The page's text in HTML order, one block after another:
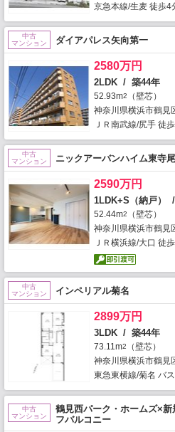
京急本線/生麦 徒歩4
中古
マンション
ダイアパレス矢向第一
2580万円
2LDK / 築44年
52.93m2
（壁芯）
神奈川県横浜市鶴見
ＪＲ南武線/尻手 徒
中古
マンション
ニックアーバンハイム東寺尾
2590万円
1LDK+S（納戸）
52.44m2
（壁芯）
神奈川県横浜市鶴見
ＪＲ横浜線/大口 徒
中古
マンション
インペリアル菊名
2899万円
3LDK / 築44年
73.11m2
（壁芯）
神奈川県横浜市鶴見
東急東横線/菊名 バ
中古
マンション
鶴見西パーク・ホームズ×
フバルコニー